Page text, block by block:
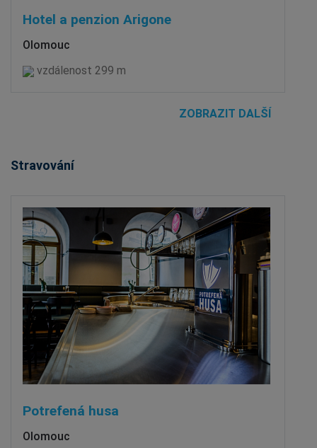
Hotel a penzion Arigone
Olomouc
vzdálenost 299 m
ZOBRAZIT DALŠÍ
Stravování
Potrefená husa
Olomouc